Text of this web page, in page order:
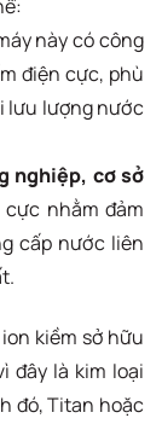
này có công
điện cực, phù
lưu lượng nước
nghiệp, cơ sở
cực nhằm đảm
cấp nước liên
kiềm sở hữu
đây là kim loại
đó, Titan hoặc